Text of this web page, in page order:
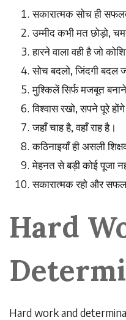
सकारात्मकसोचही
उम्मीदकभीमतछोड़ो,
हारनेवालावहीहैजो
सोचबदलो,जिंदगीबदल
मुश्किलेंसिर्फमजबूतबनाने
विश्वासरखो,सपनेपूरे
जहाँचाहहै,वहाँराहहै।
कठिनाइयाँहीअसली
मेहनतसेबड़ीकोईपूजा
सकारात्मकरहोऔर
Hard
Hard work and